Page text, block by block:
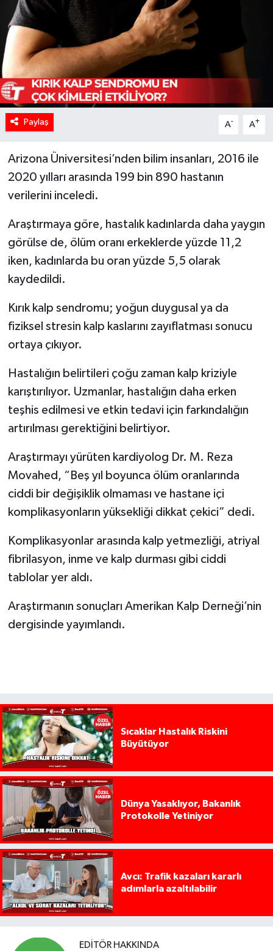
Paylaş A- A+
Arizona Üniversitesi’nden bilim insanları, 2016 ile
2020 yılları arasında 199 bin 890 hastanın
verilerini inceledi.
Araştırmaya göre, hastalık kadınlarda daha yaygın
görülse de, ölüm oranı erkeklerde yüzde 11,2
iken, kadınlarda bu oran yüzde 5,5 olarak
kaydedildi.
Kırık kalp sendromu; yoğun duygusal ya da
fiziksel stresin kalp kaslarını zayıflatması sonucu
ortaya çıkıyor.
Hastalığın belirtileri çoğu zaman kalp kriziyle
karıştırılıyor. Uzmanlar, hastalığın daha erken
teşhis edilmesi ve etkin tedavi için farkındalığın
artırılması gerektiğini belirtiyor.
Araştırmayı yürüten kardiyolog Dr. M. Reza
Movahed, “Beş yıl boyunca ölüm oranlarında
ciddi bir değişiklik olmaması ve hastane içi
komplikasyonların yüksekliği dikkat çekici” dedi.
Komplikasyonlar arasında kalp yetmezliği, atriyal
fibrilasyon, inme ve kalp durması gibi ciddi
tablolar yer aldı.
Araştırmanın sonuçları Amerikan Kalp Derneği’nin
dergisinde yayımlandı.
Sıcaklar Hastalık Riskini
Büyütüyor
Dünya Yasaklıyor, Bakanlık
Protokolle Yetiniyor
Avcı: Trafik kazaları kararlı
adımlarla azaltılabilir
EDITÖR HAKKINDA